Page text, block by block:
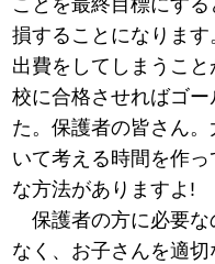
ことを最終目標にす
損することになりま
出費をしてしまうこ
校に合格させればゴ
た。保護者の皆さん
いて考える時間を作
な方法がありますよ!
保護者の方に必要な
なく、お子さんを適